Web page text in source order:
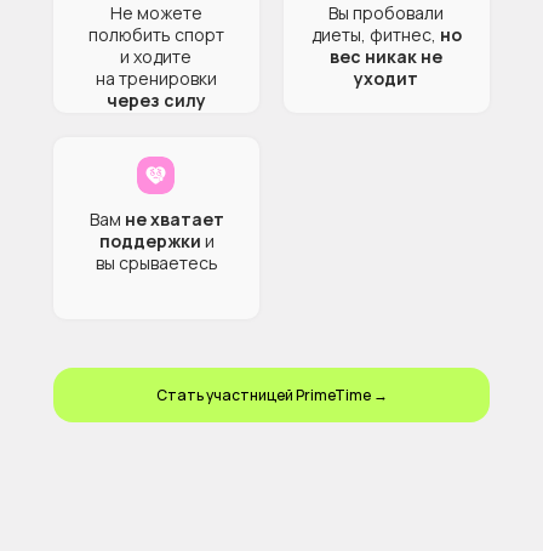
Стать участницей PrimeTime →
Вы пробовали
диеты, фитнес, но
вес никак не
уходит
Вам не хватает
поддержки и
вы срываетесь
Не можете
полюбить спорт
и ходите
на тренировки
через силу